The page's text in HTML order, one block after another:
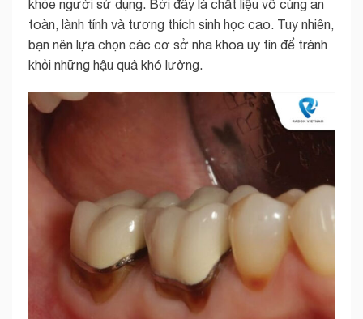
khỏe người sử dụng. Bởi đây là chất liệu vô cùng an
toàn, lành tính và tương thích sinh học cao. Tuy nhiên,
bạn nên lựa chọn các cơ sở nha khoa uy tín để tránh
khỏi những hậu quả khó lường.